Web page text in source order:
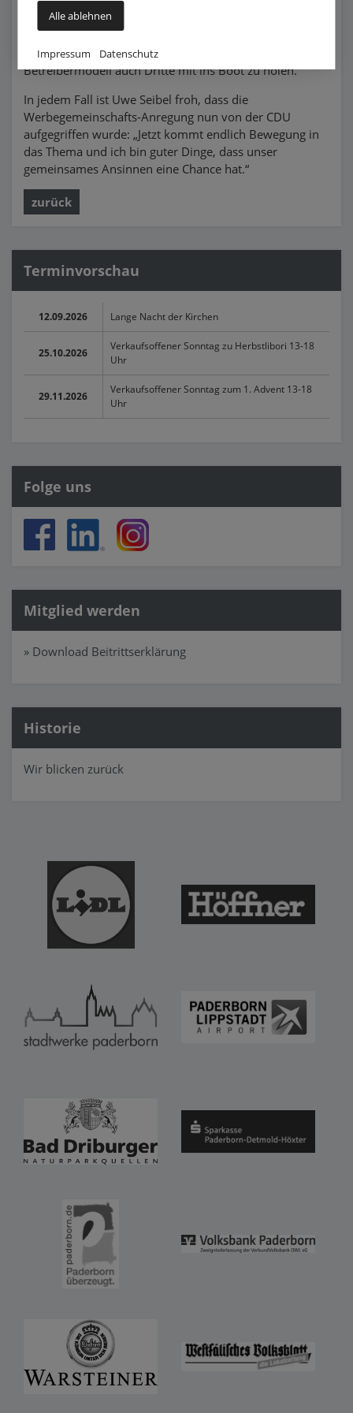
Alle ablehnen
Impressum Datenschutz
In manchen anderen Städten gäbe es bereits
umfassende Lösungen und hinsichtlich der Finanzierung
könnte es gelingen, über ein abzustimmendes
Betreibermodell auch Dritte mit ins Boot zu holen.
In jedem Fall ist Uwe Seibel froh, dass die
Werbegemeinschafts-Anregung nun von der CDU
aufgegriffen wurde: „Jetzt kommt endlich Bewegung in
das Thema und ich bin guter Dinge, dass unser
gemeinsames Ansinnen eine Chance hat.“
zurück
Terminvorschau
12.09.2026 Lange Nacht der Kirchen
25.10.2026
Verkaufsoffener Sonntag zu Herbstlibori 13-18
Uhr
29.11.2026
Verkaufsoffener Sonntag zum 1. Advent 13-18
Uhr
Folge uns
Mitglied werden
» Download Beitrittserklärung
Historie
Wir blicken zurück